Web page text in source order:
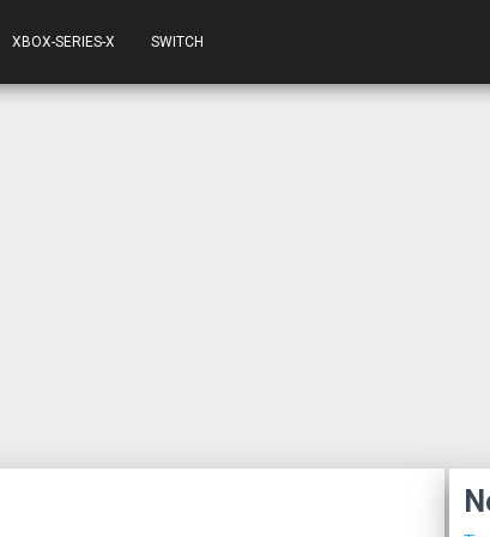
XBOX-SERIES-X SWITCH